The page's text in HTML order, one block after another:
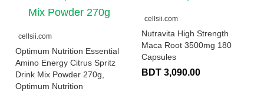
cellsii.com
Optimum Nutrition Essential
Amino Energy Citrus Spritz
Drink Mix Powder 270g,
Optimum Nutrition
cellsii.com
Nutravita High Strength
Maca Root 3500mg 180
Capsules
BDT 3,090.00